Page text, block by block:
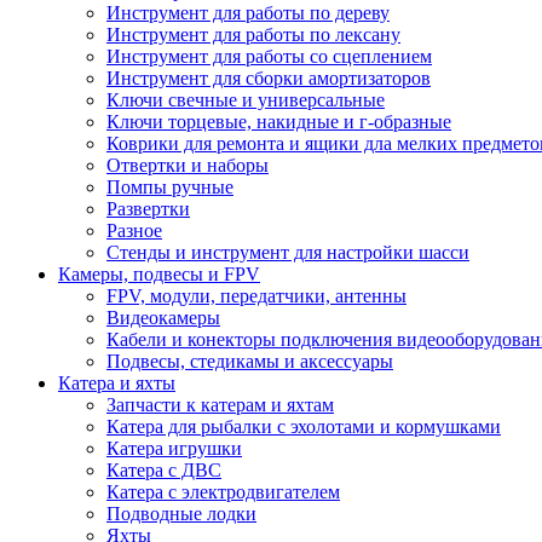
Инструмент для работы по дереву
Инструмент для работы по лексану
Инструмент для работы со сцеплением
Инструмент для сборки амортизаторов
Ключи свечные и универсальные
Ключи торцевые, накидные и г-образные
Коврики для ремонта и ящики дла мелких
Отвертки и наборы
Помпы ручные
Развертки
Разное
Стенды и инструмент для настройки шасси
Камеры, подвесы и FPV
FPV, модули, передатчики, антенны
Видеокамеры
Кабели и конекторы подключения
Подвесы, стедикамы и аксессуары
Катера и яхты
Запчасти к катерам и яхтам
Катера для рыбалки с эхолотами и кормушками
Катера игрушки
Катера с ДВС
Катера с электродвигателем
Подводные лодки
Яхты